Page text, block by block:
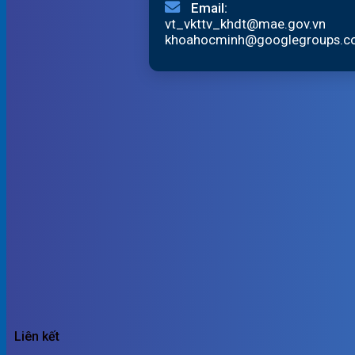
Email:
vt_vkttv_khdt@mae.gov.vn
Liên kết